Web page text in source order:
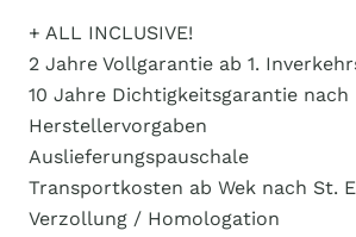
+ ALL INCLUSIVE!
2 Jahre Vollgarantie ab 1.
10 Jahre Dichtigkeitsgarantie nach
Herstellervorgaben
Auslieferungspauschale
Transportkosten ab Wek nach St.
Verzollung / Homologation